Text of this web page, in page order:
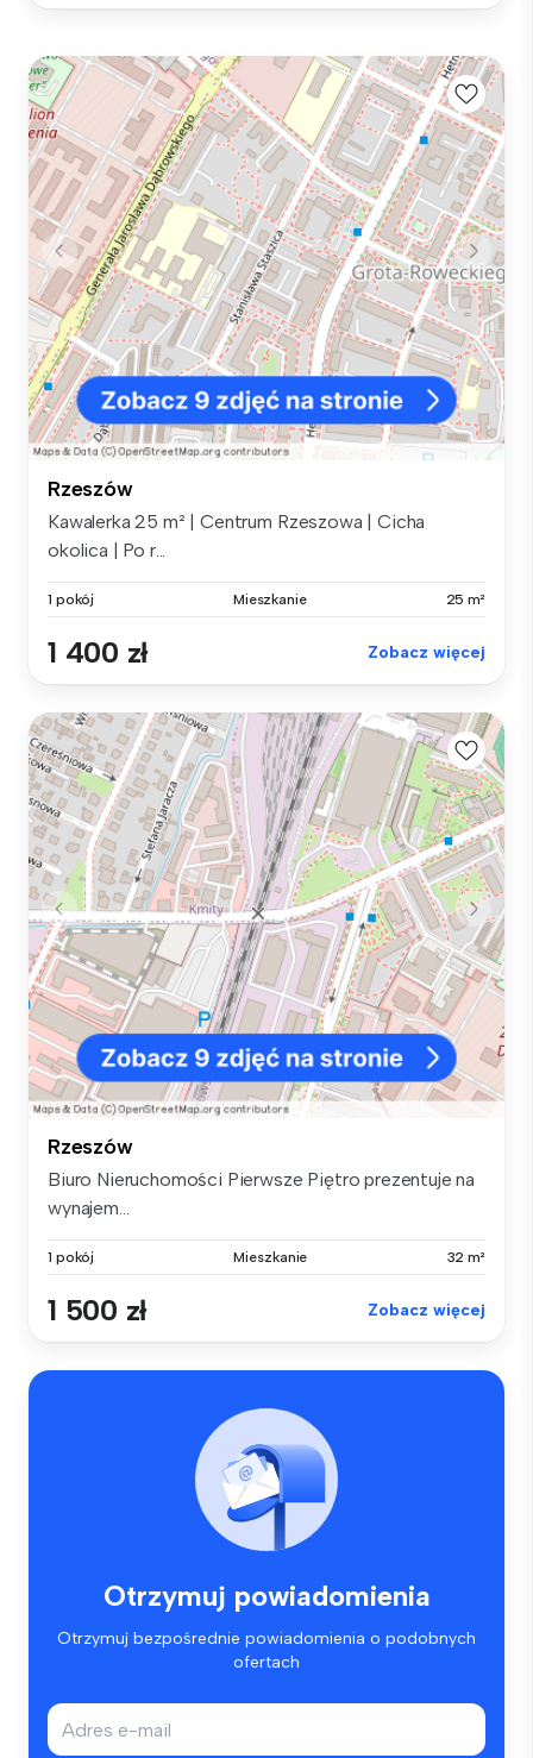
Rzeszów
Kawalerka 25 m² | Centrum Rzeszowa | Cicha
okolica | Po r...
1 pokój Mieszkanie 25 m²
1 400 zł Zobacz więcej
Rzeszów
Biuro Nieruchomości Pierwsze Piętro prezentuje na
wynajem...
1 pokój Mieszkanie 32 m²
1 500 zł Zobacz więcej
Otrzymuj powiadomienia
Otrzymuj bezpośrednie powiadomienia o podobnych
ofertach